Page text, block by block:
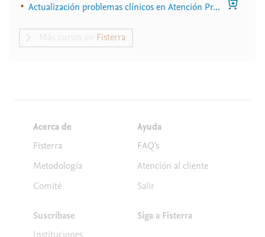
Actualización problemas clínicos en Atención Pr...
Fisterra
Acerca de
Fisterra
Metodología
Comité
Suscríbase
Ayuda
FAQ's
Atención al cliente
Salir
Siga a Fisterra